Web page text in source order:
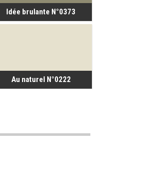
Idée brulante N°0373
Au naturel N°0222